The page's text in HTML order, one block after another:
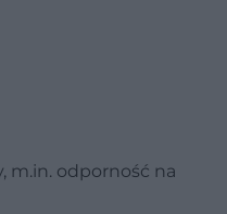
m.in. odporność na